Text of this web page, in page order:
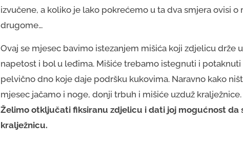
izvučene, a koliko je lako pokrećemo u ta dva smjera ovisi
drugome…
Ovaj se mjesec bavimo istezanjem mišića koji zdjelicu drže
napetost i bol u leđima. Mišiće trebamo istegnuti i
pelvično dno koje daje podršku kukovima. Naravno kako
mjesec jačamo i noge, donji trbuh i mišiće uzduž kralježnice.
Želimo otključati fiksiranu zdjelicu i dati joj mogućnost da
kralježnicu.